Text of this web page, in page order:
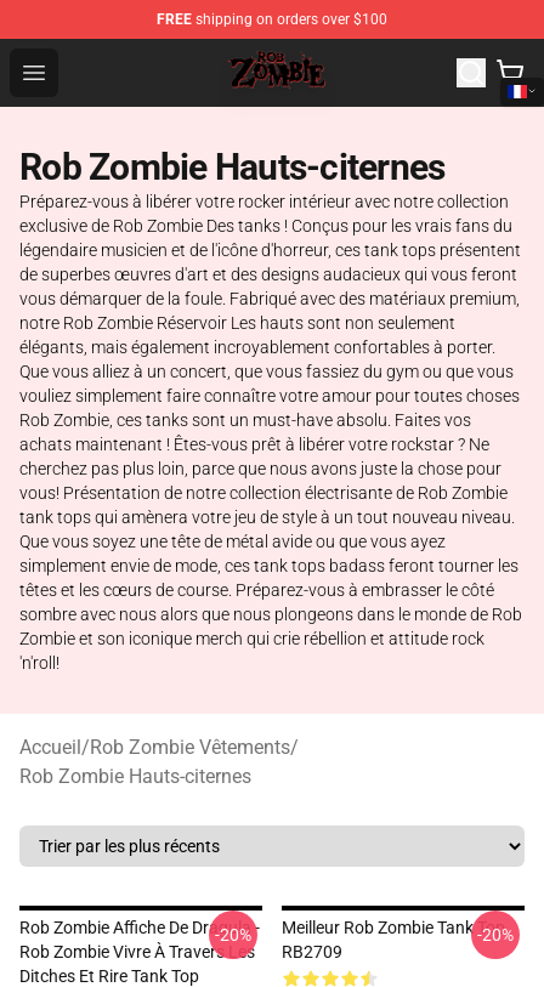
FREE shipping on orders over $100
Open menu
Rob Zombie Shop - Official Rob Zombie Merchandise
Rob Zombie Hauts-citernes
Préparez-vous à libérer votre rocker intérieur avec notre collection
exclusive de Rob Zombie Des tanks ! Conçus pour les vrais fans du
légendaire musicien et de l'icône d'horreur, ces tank tops présentent
de superbes œuvres d'art et des designs audacieux qui vous feront
vous démarquer de la foule. Fabriqué avec des matériaux premium,
notre Rob Zombie Réservoir Les hauts sont non seulement
élégants, mais également incroyablement confortables à porter.
Que vous alliez à un concert, que vous fassiez du gym ou que vous
vouliez simplement faire connaître votre amour pour toutes choses
Rob Zombie, ces tanks sont un must-have absolu. Faites vos
achats maintenant ! Êtes-vous prêt à libérer votre rockstar ? Ne
cherchez pas plus loin, parce que nous avons juste la chose pour
vous! Présentation de notre collection électrisante de Rob Zombie
tank tops qui amènera votre jeu de style à un tout nouveau niveau.
Que vous soyez une tête de métal avide ou que vous ayez
simplement envie de mode, ces tank tops badass feront tourner les
têtes et les cœurs de course. Préparez-vous à embrasser le côté
sombre avec nous alors que nous plongeons dans le monde de Rob
Zombie et son iconique merch qui crie rébellion et attitude rock
'n'roll!
Accueil/Rob Zombie Vêtements/
Rob Zombie Hauts-citernes
Rob Zombie Affiche De Dragula -
Rob Zombie Vivre À Travers Les
Ditches Et Rire Tank Top
-20%
Meilleur Rob Zombie Tank Top
RB2709
-20%